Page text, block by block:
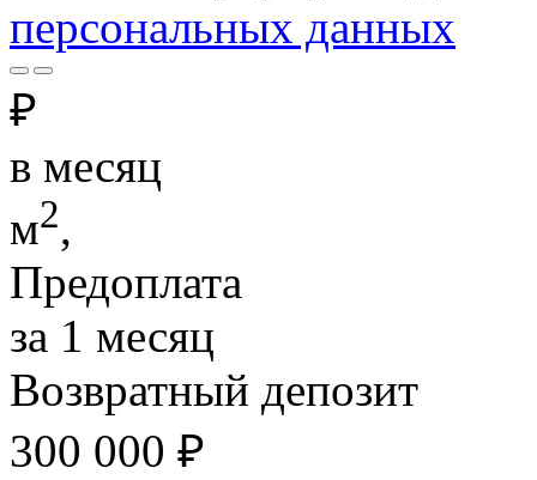
персональных данных
₽
в месяц
м2,
Предоплата
за 1 месяц
Возвратный депозит
300 000 ₽